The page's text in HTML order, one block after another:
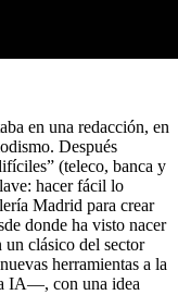
en una redacción, en
Después
(teleco, banca y
hacer fácil lo
Madrid para crear
donde ha visto nacer
un clásico del sector
herramientas a la
IA—, con una idea